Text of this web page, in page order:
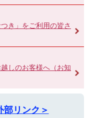
き」をご利用の皆さ
しのお客様へ（お知
リンク＞